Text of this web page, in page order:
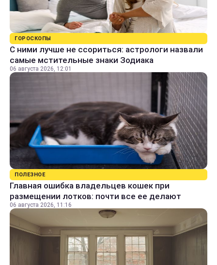
ГОРОСКОПЫ
С ними лучше не ссориться: астрологи назвали
самые мстительные знаки Зодиака
06 августа 2026, 12:01
ПОЛЕЗНОЕ
Главная ошибка владельцев кошек при
размещении лотков: почти все ее делают
06 августа 2026, 11:16